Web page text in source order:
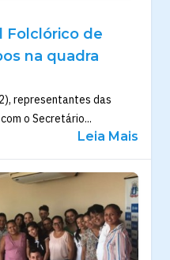
Folclórico de
na quadra
representantes das
o Secretário...
Leia Mais